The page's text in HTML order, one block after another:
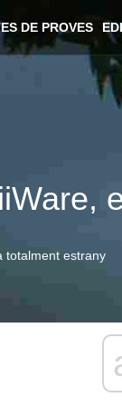
DE PROVES
totalment estrany